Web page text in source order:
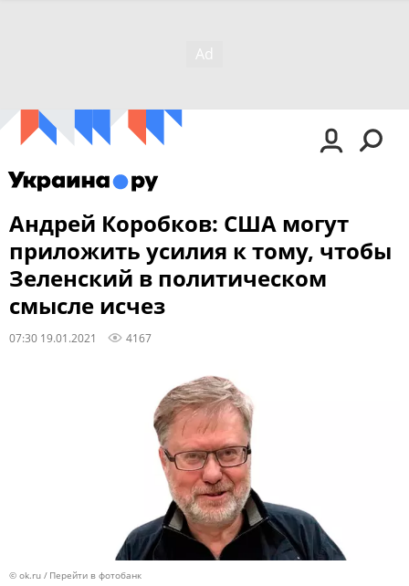
Андрей Коробков: США могут
приложить усилия к тому, чтобы
Зеленский в политическом
смысле исчез
07:30 19.01.2021 4167
© ok.ru Перейти в фотобанк